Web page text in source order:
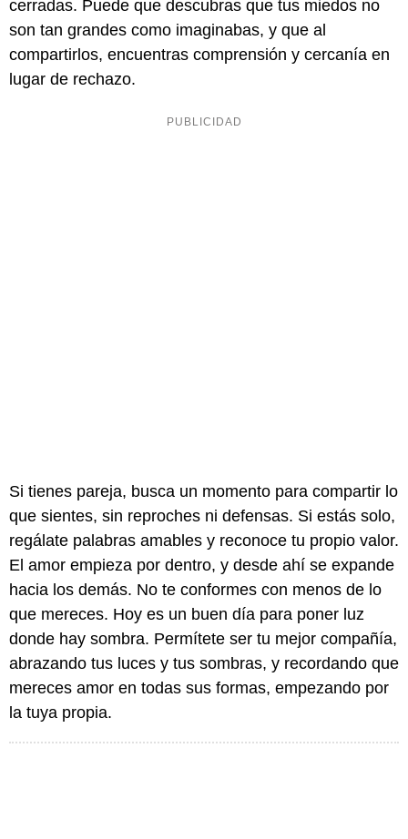
cerradas. Puede que descubras que tus miedos no
son tan grandes como imaginabas, y que al
compartirlos, encuentras comprensión y cercanía en
lugar de rechazo.
Si tienes pareja, busca un momento para compartir lo
que sientes, sin reproches ni defensas. Si estás solo,
regálate palabras amables y reconoce tu propio valor.
El amor empieza por dentro, y desde ahí se expande
hacia los demás. No te conformes con menos de lo
que mereces. Hoy es un buen día para poner luz
donde hay sombra. Permítete ser tu mejor compañía,
abrazando tus luces y tus sombras, y recordando que
mereces amor en todas sus formas, empezando por
la tuya propia.